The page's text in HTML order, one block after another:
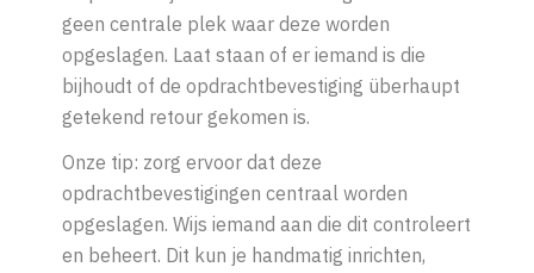
geen centrale plek waar deze worden
opgeslagen. Laat staan of er iemand is die
bijhoudt of de opdrachtbevestiging überhaupt
getekend retour gekomen is.
Onze tip: zorg ervoor dat deze
opdrachtbevestigingen centraal worden
opgeslagen. Wijs iemand aan die dit controleert
en beheert. Dit kun je handmatig inrichten,